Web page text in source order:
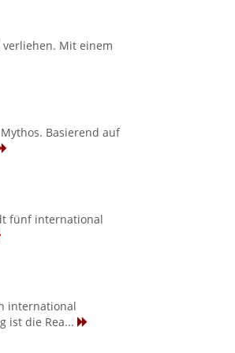
Mit einem
Basierend auf
fünf international
international
ist die Rea...